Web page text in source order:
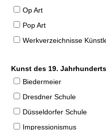
Op Art
Pop Art
Werkverzeichnisse
Kunst des 19.
Biedermeier
Dresdner Schule
Düsseldorfer Schule
Impressionismus